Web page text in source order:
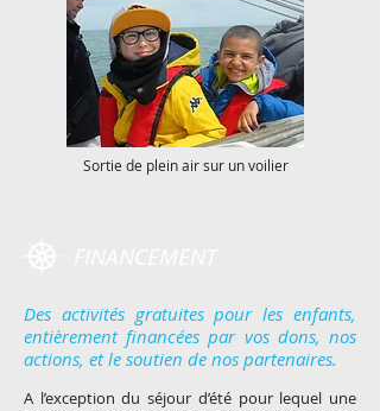
Sortie de plein air sur un voilier
Des activités gratuites pour les enfants,
entièrement financées par vos dons, nos
actions, et le soutien de nos partenaires.
A l’exception du séjour d’été pour lequel une